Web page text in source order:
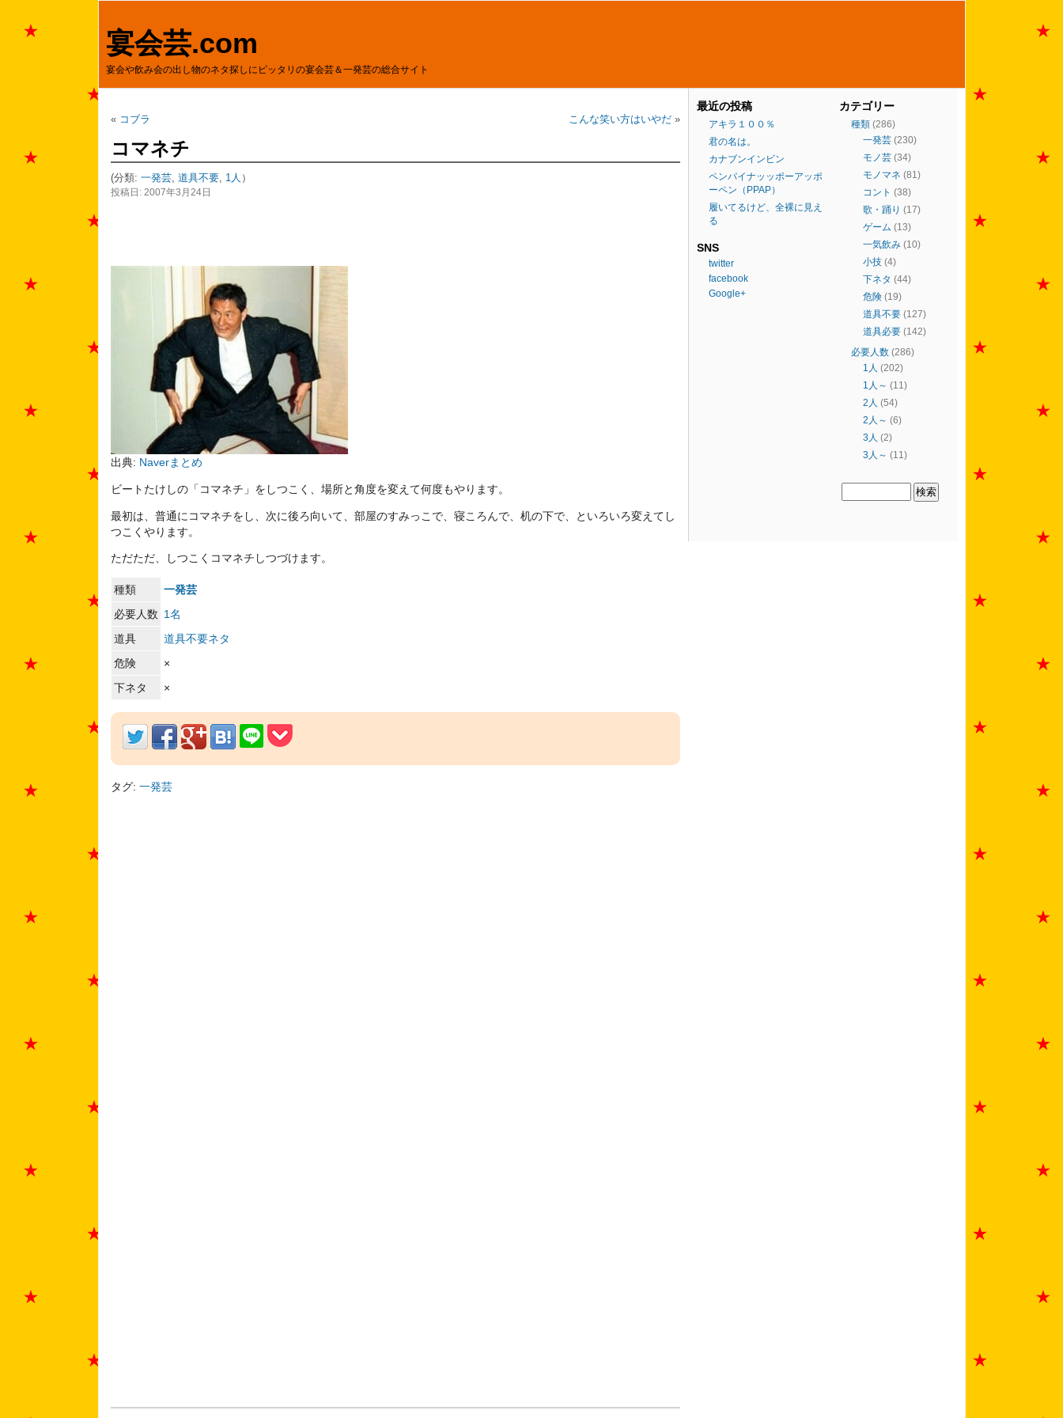
宴会芸.com
宴会や飲み会の出し物のネタ探しにピッタリの宴会芸＆一発芸の総合サイト
« コブラ こんな笑い方はいやだ»
コマネチ
(分類: 一発芸, 道具不要, 1人 ）
投稿日: 2007年3月24日
出典: Naverまとめ
ビートたけしの「コマネチ」をしつこく、場所と角度を変えて何度もやります。
最初は、普通にコマネチをし、次に後ろ向いて、部屋のすみっこで、寝ころんで、机の下で、といろいろ変えてし
つこくやります。
ただただ、しつこくコマネチしつづけます。
種類
一発芸
必要人数 1名
道具
道具不要ネタ
危険
×
下ネタ
×
タグ: 一発芸
最近の投稿
アキラ１００％
君の名は。
カナブンインビン
ペンパイナッッポーアッポ
ーペン（PPAP）
履いてるけど、全裸に見え
る
SNS
twitter
facebook
Google+
カテゴリー
種類(286)
一発芸(230)
モノ芸(34)
モノマネ (81)
コント (38)
歌・踊り (17)
ゲーム (13)
一気飲み(10)
小技(4)
下ネタ (44)
危険(19)
道具不要(127)
道具必要(142)
必要人数(286)
1人 (202)
1人～ (11)
2人 (54)
2人～ (6)
3人 (2)
3人～ (11)